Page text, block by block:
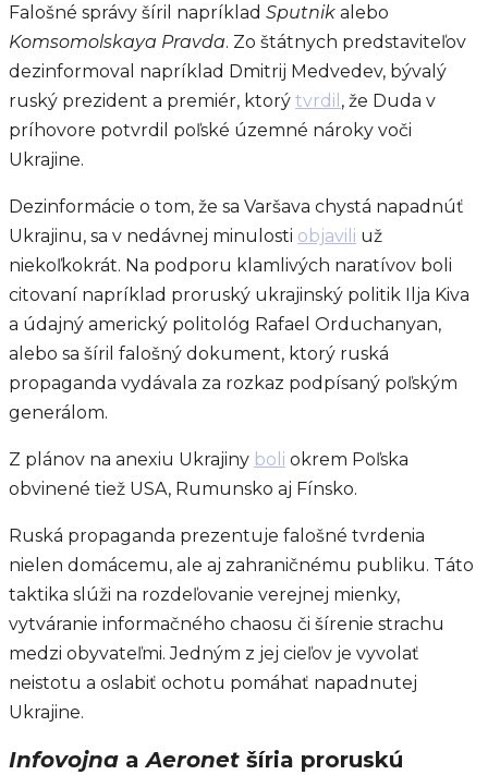
Falošné správy šíril napríklad Sputnik alebo
Komsomolskaya Pravda. Zo štátnych predstaviteľov
dezinformoval napríklad Dmitrij Medvedev, bývalý
ruský prezident a premiér, ktorý tvrdil , že Duda v
príhovore potvrdil poľské územné nároky voči
Ukrajine.
Dezinformácie o tom, že sa Varšava chystá napadnúť
Ukrajinu, sa v nedávnej minulosti objavili už
niekoľkokrát. Na podporu klamlivých naratívov boli
citovaní napríklad proruský ukrajinský politik Ilja Kiva
a údajný americký politológ Rafael Orduchanyan,
alebo sa šíril falošný dokument, ktorý ruská
propaganda vydávala za rozkaz podpísaný poľským
generálom.
Z plánov na anexiu Ukrajiny boli okrem Poľska
obvinené tiež USA, Rumunsko aj Fínsko.
Ruská propaganda prezentuje falošné tvrdenia
nielen domácemu, ale aj zahraničnému publiku. Táto
taktika slúži na rozdeľovanie verejnej mienky,
vytváranie informačného chaosu či šírenie strachu
medzi obyvateľmi. Jedným z jej cieľov je vyvolať
neistotu a oslabiť ochotu pomáhať napadnutej
Ukrajine.
Infovojna aAeronet šíria proruskú